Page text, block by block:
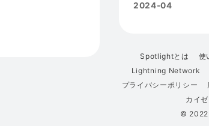
2024-04
Spotlightとは
使
Lightning Network
プライバシーポリシー
カイ
©